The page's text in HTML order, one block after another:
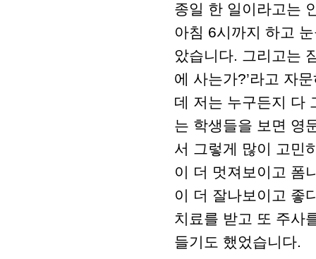
종일 한 일이라고는
아침 6시까지 하고
았습니다. 그리고는
에 사는가?’라고 자
데 저는 누구든지 다
는 학생들을 보면 영
서 그렇게 많이 고민
이 더 멋져보이고 폼
이 더 잘나보이고 좋
치료를 받고 또 주사
들기도 했었습니다.